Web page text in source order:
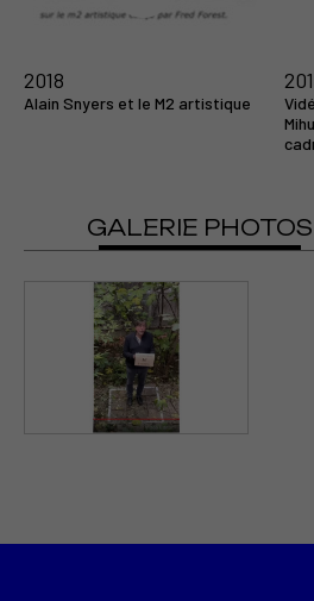
Voir la
Voir la
Voir la
Voir la
2018
Alain Snyers et le M2 artistique
GALERIE PHOTOS